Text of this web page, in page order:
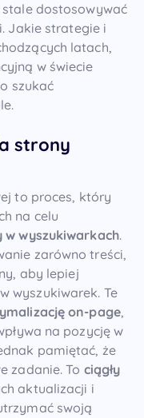
dostosowywać
Jakie strategie i
latach,
w świecie
szukać
strony
to proces, który
na celu
w wyszukiwarkach.
zarówno treści,
aby lepiej
wyszukiwarek. Te
on-page,
na pozycję w
pamiętać, że
zadanie. To ciągły
aktualizacji i
swoją